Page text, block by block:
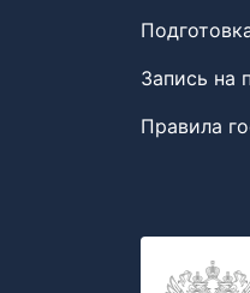
Запись на
Правила